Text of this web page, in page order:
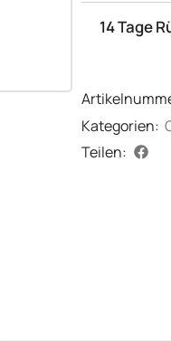
14 Tage
Kategorien:
Teilen: